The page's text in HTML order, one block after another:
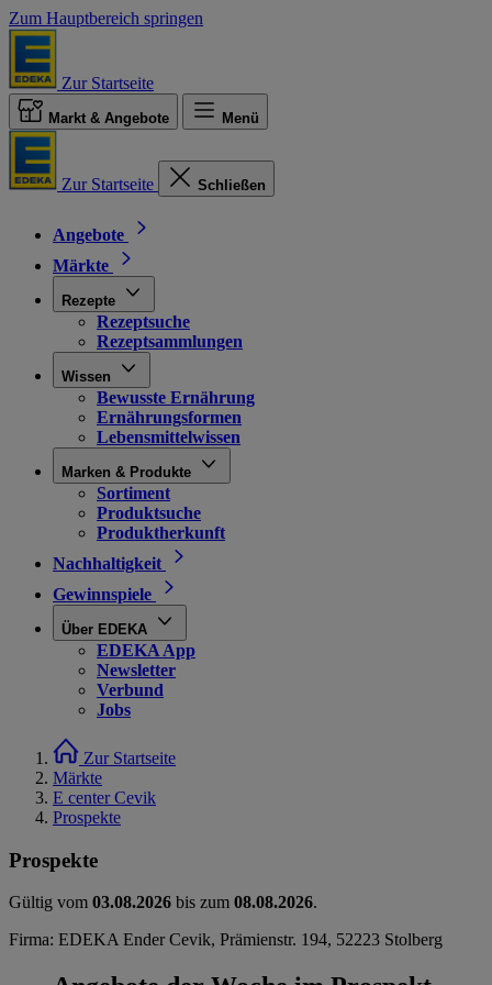
Zum Hauptbereich springen
Zur Startseite
Markt & Angebote Menü
Zur Startseite Schließen
Angebote
Märkte
Rezepte
Rezeptsuche
Rezeptsammlungen
Wissen
Bewusste Ernährung
Ernährungsformen
Lebensmittelwissen
Marken & Produkte
Sortiment
Produktsuche
Produktherkunft
Nachhaltigkeit
Gewinnspiele
Über EDEKA
EDEKA App
Newsletter
Verbund
Jobs
Zur Startseite
Märkte
E center Cevik
Prospekte
Prospekte
Gültig vom 03.08.2026 bis zum 08.08.2026.
Firma: EDEKA Ender Cevik, Prämienstr. 194, 52223 Stolberg